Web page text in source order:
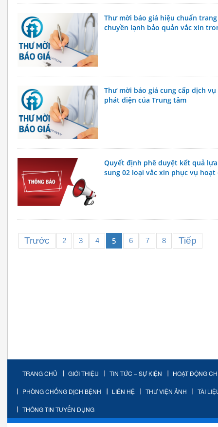
Thư mời báo giá hiệu chuẩn
chuyền lạnh bảo quản vắc xin
Thư mời báo giá cung cấp dịch
phát điện của Trung tâm
Quyết định phê duyệt kết quả
sung 02 loại vắc xin phục vụ
Trước 2 3 4 5 6 7 8 Tiếp
TRANG CHỦ GIỚI THIỆU TIN TỨC – SỰ KIỆN HOẠT ĐỘNG
PHÒNG CHỐNG DỊCH BỆNH LIÊN HỆ THƯ VIỆN ẢNH TÀI
THÔNG TIN TUYỂN DỤNG